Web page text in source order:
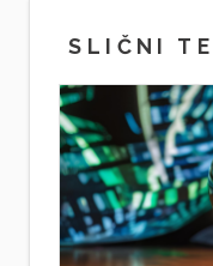
SLIČNI